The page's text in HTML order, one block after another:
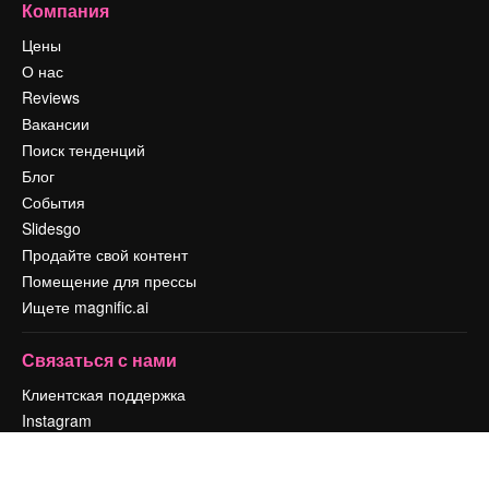
Компания
Цены
О нас
Reviews
Вакансии
Поиск тенденций
Блог
События
Slidesgo
Продайте свой контент
Помещение для прессы
Ищете magnific.ai
Связаться с нами
Клиентская поддержка
Instagram